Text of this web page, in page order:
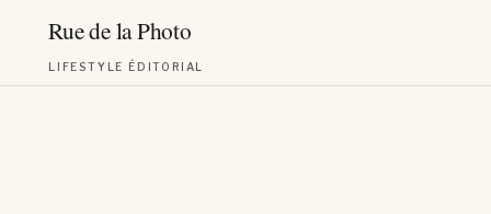
LIFESTYLE ÉDITORIAL